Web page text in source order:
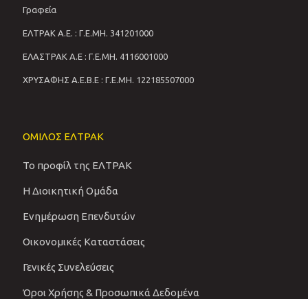
Γραφεία
ΕΛΤΡΑΚ Α.Ε. : Γ.Ε.ΜΗ. 341201000
ΕΛΑΣΤΡΑΚ Α.Ε : Γ.Ε.ΜΗ. 4116001000
ΧΡΥΣΑΦΗΣ Α.Ε.Β.Ε : Γ.Ε.ΜΗ. 122185507000
ΟΜΙΛΟΣ ΕΛΤΡΑΚ
Το προφίλ της ΕΛΤΡΑΚ
Η Διοικητική Ομάδα
Ενημέρωση Επενδυτών
Οικονομικές Καταστάσεις
Γενικές Συνελεύσεις
Όροι Χρήσης & Προσωπικά Δεδομένα